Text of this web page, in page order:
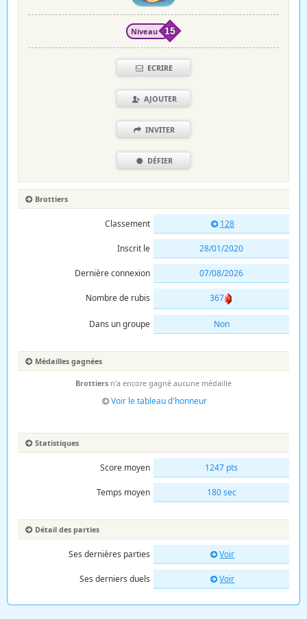
Niveau 15
ECRIRE
AJOUTER
INVITER
DÉFIER
Brottiers
Classement 128
Inscrit le 28/01/2020
Dernière connexion 07/08/2026
Nombre de rubis 367
Dans un groupe Non
Médailles gagnées
Brottiers n'a encore gagné aucune médaille
Voir le tableau d'honneur
Statistiques
Score moyen 1247 pts
Temps moyen 180 sec
Détail des parties
Ses dernières parties Voir
Ses derniers duels Voir